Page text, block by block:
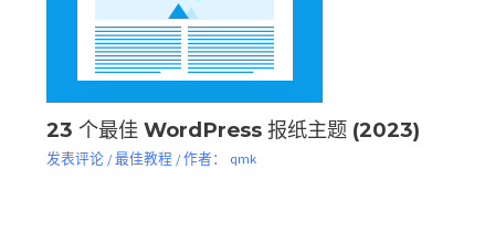
23 个最佳 WordPress 报纸主题 (2023)
发表评论 /最佳教程 / 作者： qmk